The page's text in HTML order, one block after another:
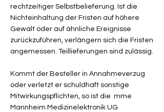
rechtzeitiger Selbstbelieferung. Ist die
Nichteinhaltung der Fristen auf höhere
Gewalt oder auf ähnliche Ereignisse
zurückzuführen, verlängern sich die Fristen
angemessen. Teillieferungen sind zulässig.
Kommt der Besteller in Annahmeverzug
oder verletzt er schuldhaft sonstige
Mitwirkungspflichten, so ist die mme
Mannheim Medizinelektronik UG